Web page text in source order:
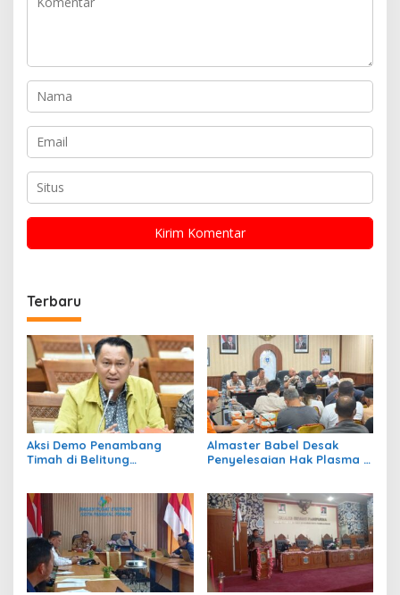
Terbaru
Aksi Demo Penambang
Timah di Belitung
Dorong Perpres Segera
Terbit
Almaster Babel Desak
Penyelesaian Hak Plasma 8
dan Pengelolaan Kawasan
Hutan, DPRD Babel Janji
Kawal Aspirasi